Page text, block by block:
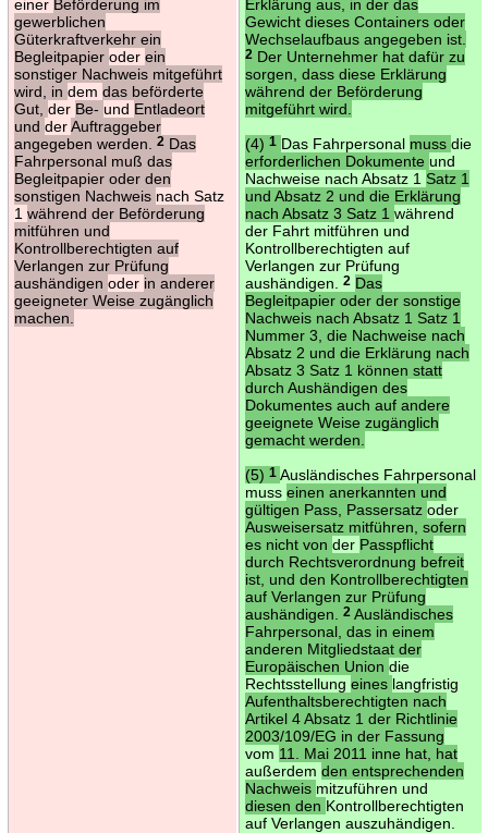
einer Beförderung im
gewerblichen
Güterkraftverkehr ein
Begleitpapier oder ein
sonstiger Nachweis mitgeführt
wird, in dem das beförderte
Gut, der Be- und Entladeort
und derAuftraggeber
angegeben werden.
2Das
Fahrpersonal muß das
Begleitpapier oder den
sonstigen Nachweis nach Satz
1 während der Beförderung
mitführen und
Kontrollberechtigten auf
Verlangen zur Prüfung
aushändigen oder in anderer
geeigneter Weise zugänglich
machen.
Erklärung aus, in der das
Gewicht dieses Containers oder
Wechselaufbaus angegeben ist.
2Der Unternehmer hat dafür zu
sorgen, dass diese Erklärung
während der Beförderung
mitgeführt wird.
(4) 1 Das Fahrpersonal muss die
erforderlichen Dokumente und
Nachweise nach Absatz 1 Satz 1
und Absatz 2 und die Erklärung
nach Absatz 3 Satz 1 während
der Fahrt mitführen und
Kontrollberechtigten auf
Verlangen zur Prüfung
aushändigen.
2 Das
Begleitpapier oder der sonstige
Nachweis nach Absatz 1 Satz 1
Nummer 3, die Nachweise nach
Absatz 2 und die Erklärung nach
Absatz 3 Satz 1 können statt
durch Aushändigen des
Dokumentes auch auf andere
geeignete Weise zugänglich
gemacht werden.
(5) 1 Ausländisches Fahrpersonal
muss einen anerkannten und
gültigen Pass, Passersatz oder
Ausweisersatz mitführen, sofern
es nicht von der Passpflicht
durch Rechtsverordnung befreit
ist, und den Kontrollberechtigten
auf Verlangen zur Prüfung
aushändigen.
2Ausländisches
Fahrpersonal, das in einem
anderen Mitgliedstaat der
Europäischen Union die
Rechtsstellung eines langfristig
Aufenthaltsberechtigten nach
Artikel 4 Absatz 1 der Richtlinie
2003/109/EG in der Fassung
vom 11. Mai 2011 inne hat, hat
außerdem den entsprechenden
Nachweis mitzuführen und
diesen den Kontrollberechtigten
auf Verlangen auszuhändigen.